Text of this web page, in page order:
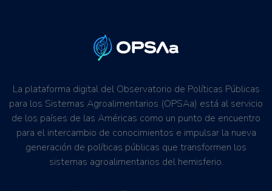
La plataforma digital del Observatorio de Políticas Públicas
para los Sistemas Agroalimentarios (OPSAa) está al servicio
de los países de las Américas como un punto de encuentro
para el intercambio de conocimientos e impulsar la nueva
generación de políticas públicas que transformen los
sistemas agroalimentarios del hemisferio.